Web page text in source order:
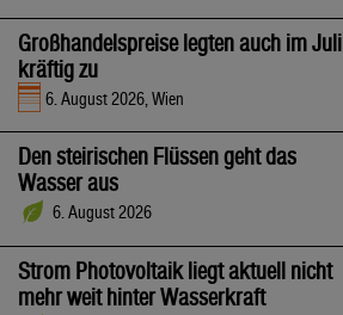
Großhandelspreise legten auch im Juli
kräftig zu
6. August 2026, Wien
Den steirischen Flüssen geht das
Wasser aus
6. August 2026
Strom Photovoltaik liegt aktuell nicht
mehr weit hinter Wasserkraft